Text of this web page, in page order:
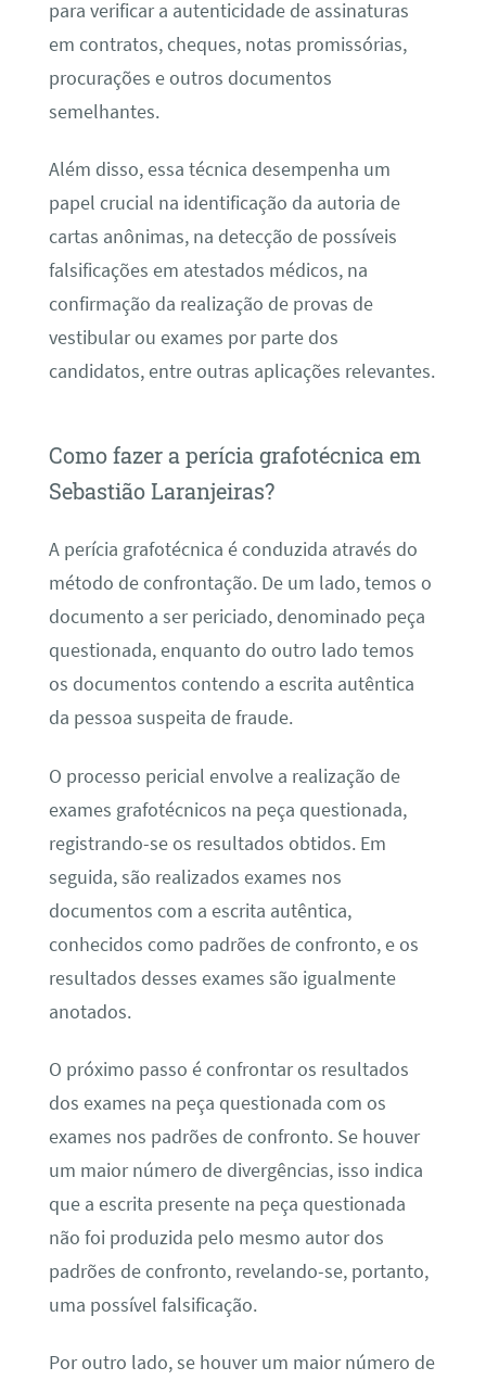
para verificar a autenticidade de assinaturas
em contratos, cheques, notas promissórias,
procurações e outros documentos
semelhantes.
Além disso, essa técnica desempenha um
papel crucial na identificação da autoria de
cartas anônimas, na detecção de possíveis
falsificações em atestados médicos, na
confirmação da realização de provas de
vestibular ou exames por parte dos
candidatos, entre outras aplicações relevantes.
Como fazer a perícia grafotécnica em
Sebastião Laranjeiras?
A perícia grafotécnica é conduzida através do
método de confrontação. De um lado, temos o
documento a ser periciado, denominado peça
questionada, enquanto do outro lado temos
os documentos contendo a escrita autêntica
da pessoa suspeita de fraude.
O processo pericial envolve a realização de
exames grafotécnicos na peça questionada,
registrando-se os resultados obtidos. Em
seguida, são realizados exames nos
documentos com a escrita autêntica,
conhecidos como padrões de confronto, e os
resultados desses exames são igualmente
anotados.
O próximo passo é confrontar os resultados
dos exames na peça questionada com os
exames nos padrões de confronto. Se houver
um maior número de divergências, isso indica
que a escrita presente na peça questionada
não foi produzida pelo mesmo autor dos
padrões de confronto, revelando-se, portanto,
uma possível falsificação.
Por outro lado, se houver um maior número de